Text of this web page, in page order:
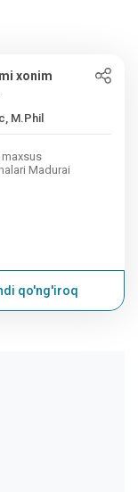
xonim
M.Phil
Madurai
qo'ng'iroq